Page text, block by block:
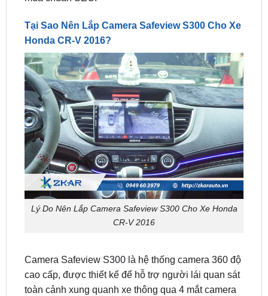
Lý Do Nên Lắp Camera Safeview S300 Cho Xe Honda
CR-V 2016
Camera Safeview S300 là hệ thống camera 360 độ
toàn cảnh xung quanh xe thông qua 4 mắt camera
gắn ở phía trước, sau và hai bên gương chiếu hậu.
Với công nghệ hiện đại, sản phẩm này mang đến